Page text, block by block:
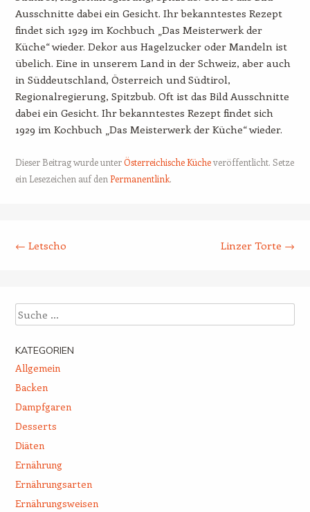
Ausschnitte dabei ein Gesicht. Ihr bekanntestes Rezept
findet sich 1929 im Kochbuch „Das Meisterwerk der
Küche“ wieder. Dekor aus Hagelzucker oder Mandeln ist
übelich. Eine in unserem Land in der Schweiz, aber auch
in Süddeutschland, Österreich und Südtirol,
Regionalregierung, Spitzbub. Oft ist das Bild Ausschnitte
dabei ein Gesicht. Ihr bekanntestes Rezept findet sich
1929 im Kochbuch „Das Meisterwerk der Küche“ wieder.
Dieser Beitrag wurde unterÖsterreichische Kücheveröffentlicht. Setze
ein Lesezeichen auf den Permanentlink.
← Letscho Linzer Torte →
Suche
KATEGORIEN
Allgemein
Backen
Dampfgaren
Desserts
Diäten
Ernährung
Ernährungsarten
Ernährungsweisen